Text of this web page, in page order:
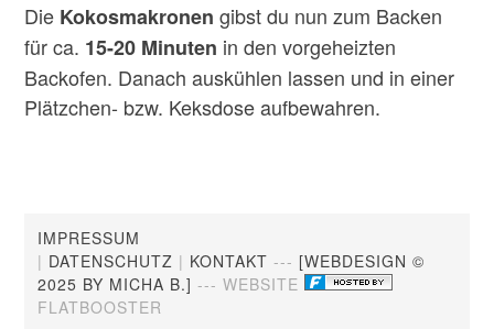
Die Kokosmakronengibst du nun zum Backen
für ca. 15-20 Minuten in den vorgeheizten
Backofen. Danach auskühlen lassen und in einer
Plätzchen- bzw. Keksdose aufbewahren.
IMPRESSUM
| DATENSCHUTZ | KONTAKT --- [WEBDESIGN ©
2025 BY MICHA B.] --- WEBSITE
FLATBOOSTER